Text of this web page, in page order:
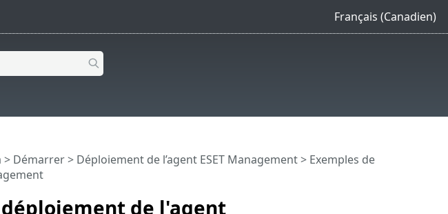
Français (Canadien)
de l'agent
> Démarrer> Déploiement de l’agent ESET Management> Exemples de